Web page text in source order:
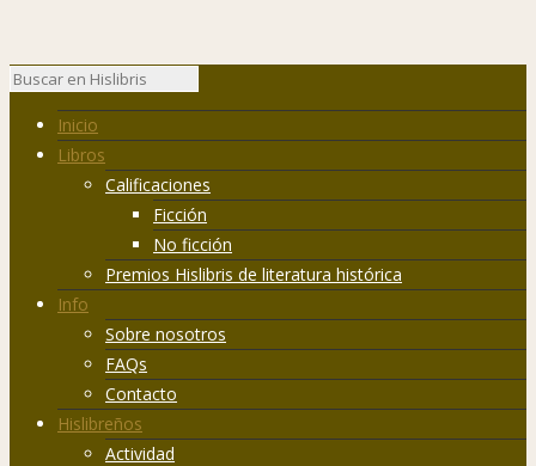
Inicio
Libros
Calificaciones
Ficción
No ficción
Premios Hislibris de literatura histórica
Info
Sobre nosotros
FAQs
Contacto
Hislibreños
Actividad